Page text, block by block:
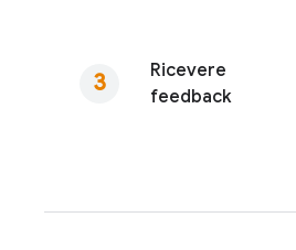
Ricevere
feedback